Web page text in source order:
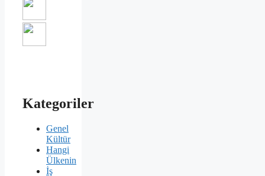
Kategoriler
Genel
Kültür
Hangi
Ülkenin
İş